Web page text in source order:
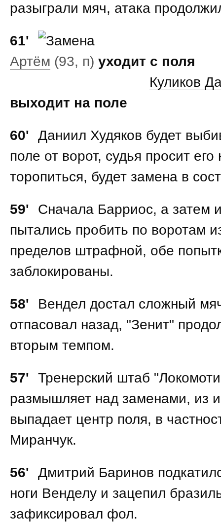
разыграли мяч, атака
61'
Артём (93, п) уходит с поля
Куликов
выходит на поле
60'
Даниил Худяков будет
поле от ворот, судья просит его
торопиться, будет замена в
59'
Сначала Барриос, а затем
пытались пробить по воротам
пределов штрафной, обе
заблокированы.
58'
Вендел достал сложный
отпасовал назад, "Зенит"
вторым темпом.
57'
Тренерский штаб
размышляет над заменами, из
выпадает центр поля, в
Миранчук.
56'
Дмитрий Баринов
ноги Венделу и зацепил
зафиксировал фол.